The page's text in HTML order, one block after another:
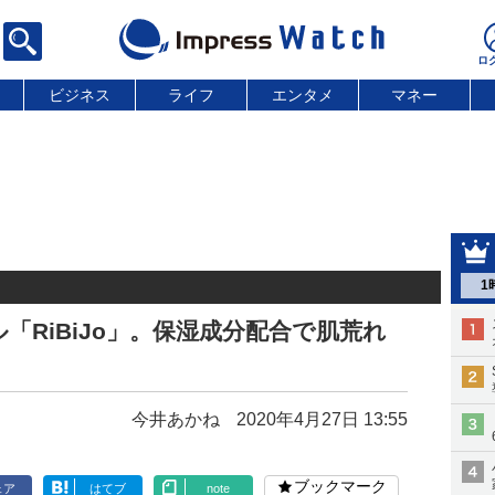
ビジネス ライフ エンタメ マネー
1
RiBiJo」。保湿成分配合で肌荒れ
今井あかね 2020年4月27日 13:55
ア はてブ note ブックマーク